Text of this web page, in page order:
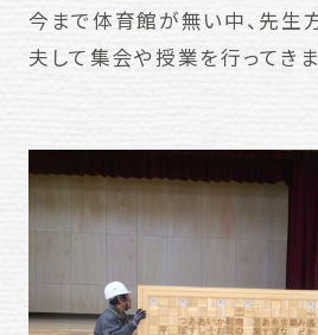
今まで体育館が無い中、先生
夫して集会や授業を行ってきま